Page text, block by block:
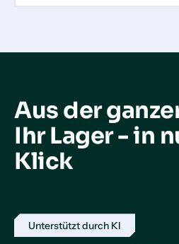
Aus der
Ihr Lager - in
Klick
Unterstützt durch KI